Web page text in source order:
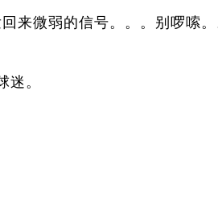
来微弱的信号。。。别啰嗦。
迷。